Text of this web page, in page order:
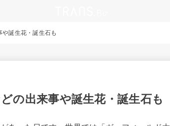
誕生花・誕生石も
の出来事や誕生花・誕生石も